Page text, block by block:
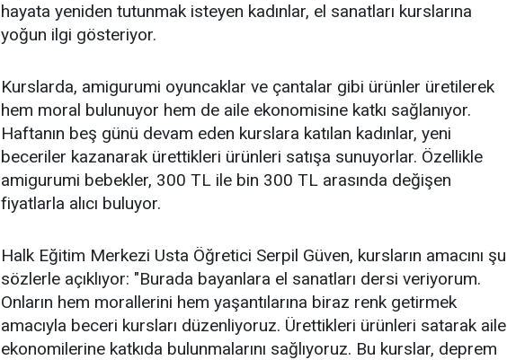
hayata yeniden tutunmak isteyen kadınlar, el sanatları kurslarına
yoğun ilgi gösteriyor.
Kurslarda, amigurumi oyuncaklar ve çantalar gibi ürünler üretilerek
hem moral bulunuyor hem de aile ekonomisine katkı sağlanıyor.
Haftanın beş günü devam eden kurslara katılan kadınlar, yeni
beceriler kazanarak ürettikleri ürünleri satışa sunuyorlar. Özellikle
amigurumi bebekler, 300 TL ile bin 300 TL arasında değişen
fiyatlarla alıcı buluyor.
Halk Eğitim Merkezi Usta Öğretici Serpil Güven, kursların amacını şu
sözlerle açıklıyor: "Burada bayanlara el sanatları dersi veriyorum.
Onların hem morallerini hem yaşantılarına biraz renk getirmek
amacıyla beceri kursları düzenliyoruz. Ürettikleri ürünleri satarak aile
ekonomilerine katkıda bulunmalarını sağlıyoruz. Bu kurslar, deprem